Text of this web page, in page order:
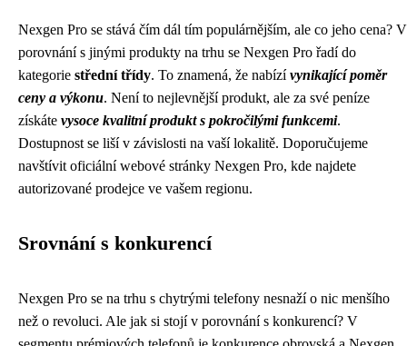
Nexgen Pro se stává čím dál tím populárnějším, ale co jeho cena? V
porovnání s jinými produkty na trhu se Nexgen Pro řadí do
kategorie střední třídy. To znamená, že nabízívynikající poměr
ceny a výkonu. Není to nejlevnější produkt, ale za své peníze
získáte vysoce kvalitní produkt s pokročilými funkcemi.
Dostupnost se liší v závislosti na vaší lokalitě. Doporučujeme
navštívit oficiální webové stránky Nexgen Pro, kde najdete
autorizované prodejce ve vašem regionu.
Srovnání s konkurencí
Nexgen Pro se na trhu s chytrými telefony nesnaží o nic menšího
než o revoluci. Ale jak si stojí v porovnání s konkurencí? V